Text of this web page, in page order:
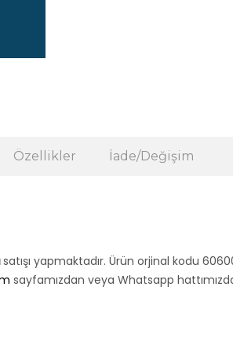
Özellikler İade/Değişim
satışı yapmaktadır. Ürün orjinal kodu
sayfamızdan veya Whatsapp